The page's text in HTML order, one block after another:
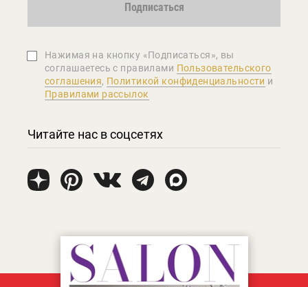
Подписаться
Нажимая на кнопку «Подписаться», вы
соглашаетеcь с правилами Пользовательского
соглашения, Политикой конфиденциальности и
Правилами рассылок
Читайте нас в соцсетях